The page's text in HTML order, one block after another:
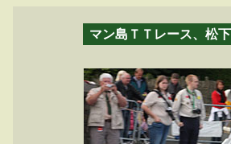
マン島ＴＴレース、松